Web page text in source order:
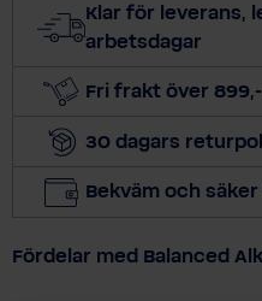
Klar för leverans,
arbetsdagar
Fri frakt över 899,-
30 dagars
Bekväm och
Fördelar med Balanced